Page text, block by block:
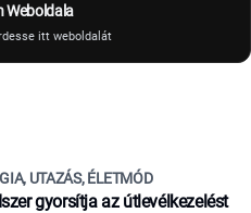
Weboldala
itt weboldalát
UTAZÁS, ÉLETMÓD
gyorsítja az útlevélkezelést